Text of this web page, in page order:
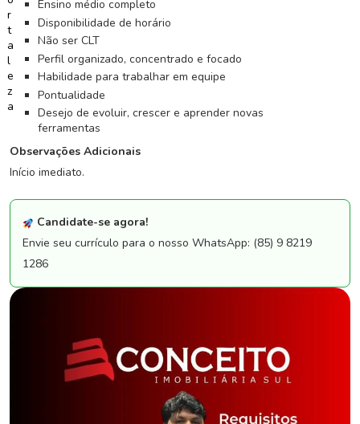
a
s
G
r
u
p
W
h
t
s
a
p
p
Ensino médio completo
Disponibilidade de horário
Não ser CLT
Perfil organizado, concentrado e focado
Habilidade para trabalhar em equipe
Pontualidade
Desejo de evoluir, crescer e aprender novas
ferramentas
Observações Adicionais
Início imediato.
Candidate-se agora!
Envie seu currículo para o nosso WhatsApp: (85) 9 8219
1286